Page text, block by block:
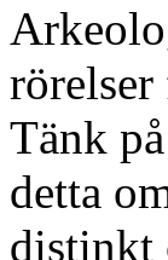
rörelser
Tänk
detta
distinkt